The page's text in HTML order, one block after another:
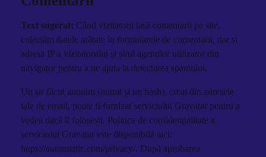
Text sugerat: Când vizitatorii lasă comentarii pe site,
colectăm datele arătate în formularele de comentarii, dar și
adresa IP a vizitatorului și șirul agenților utilizator din
navigator pentru a ne ajuta la detectarea spamului.
Un șir făcut anonim (numit și un hash), creat din adresele
tale de email, poate fi furnizat serviciului Gravatar pentru a
vedea dacă îl folosești. Politica de confidențialitate a
serviciului Gravatar este disponibilă aici:
https://automattic.com/privacy/. După aprobarea